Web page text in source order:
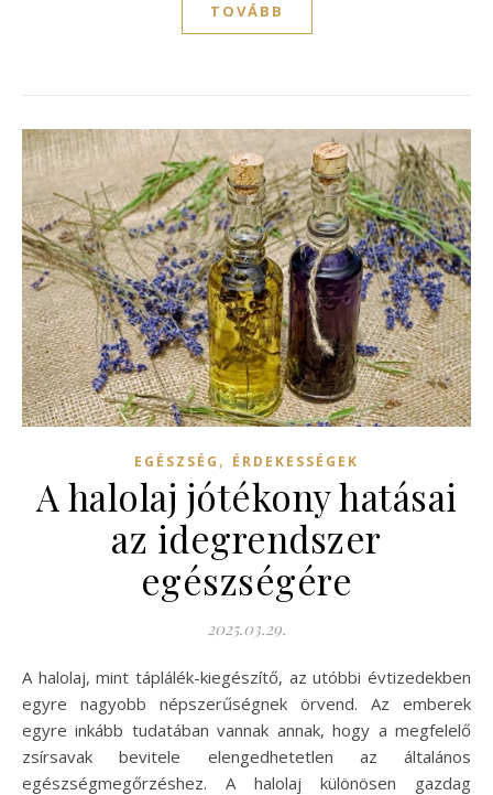
TOVÁBB
EGÉSZSÉG , ÉRDEKESSÉGEK
A halolaj jótékony hatásai
az idegrendszer
egészségére
2025.03.29.
A halolaj, mint táplálék-kiegészítő, az utóbbi évtizedekben
egyre nagyobb népszerűségnek örvend. Az emberek
egyre inkább tudatában vannak annak, hogy a megfelelő
zsírsavak bevitele elengedhetetlen az általános
egészségmegőrzéshez. A halolaj különösen gazdag